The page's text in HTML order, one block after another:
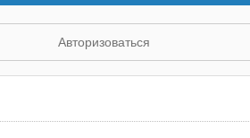
Авторизоваться